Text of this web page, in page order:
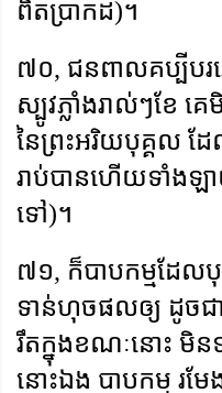
ពិតប្រាកដ)។
៧០, ជនពាលគប្បីប
ស្បូវភ្លាំងរាល់ៗខែ
នៃព្រះអរិយបុគ្គល
រាប់បានហើយទាំងឡ
ទៅ)។
៧១, ក៏បាបកម្មដែល
ទាន់ហុចផលឲ្យ ដូចជ
រឹតក្នុងខណៈនោះ មិន
នោះឯង បាបកម្ម រម